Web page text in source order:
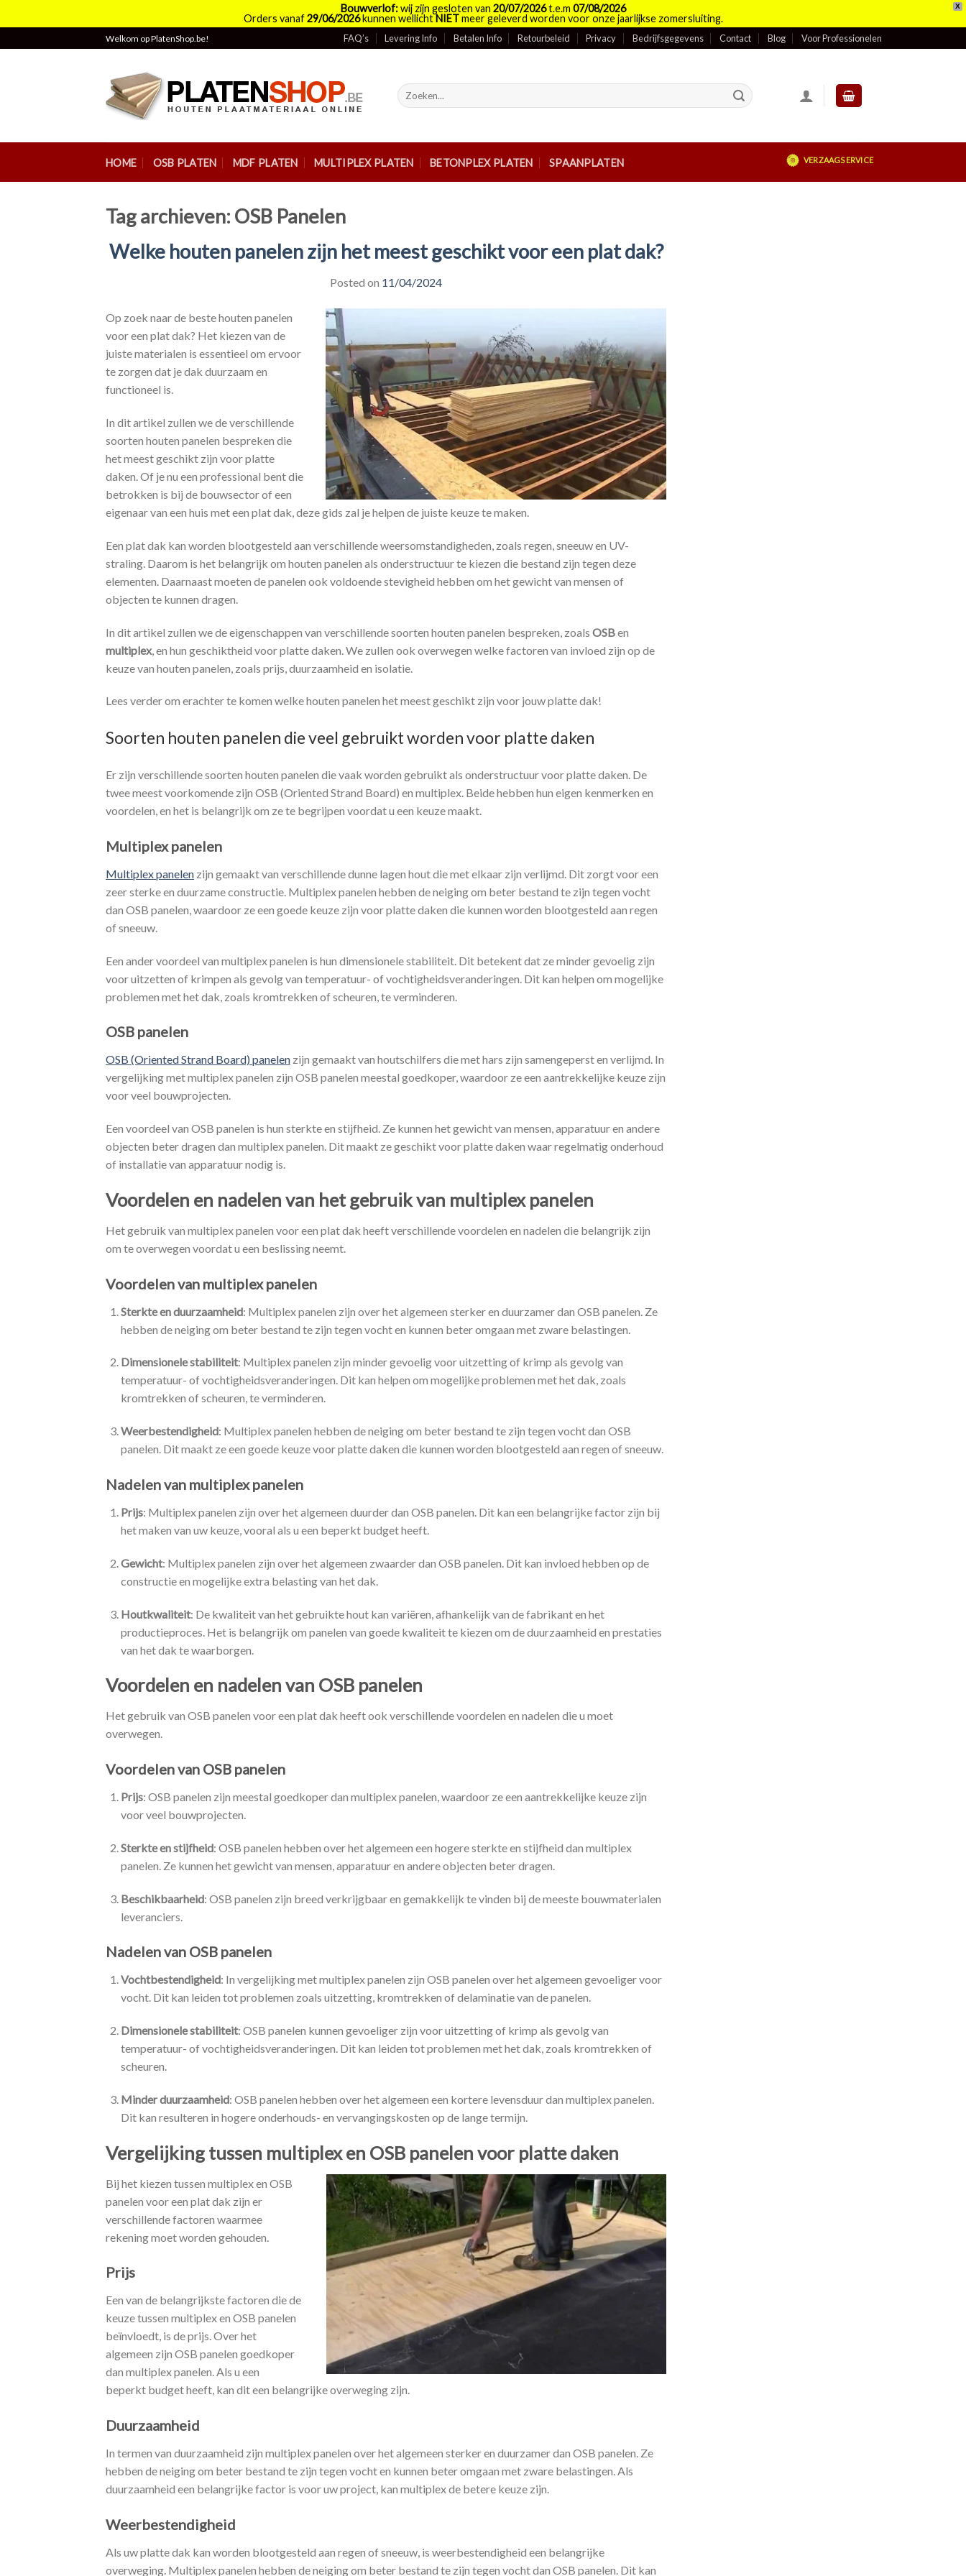
X
Bouwverlof:wij zijn gesloten van 20/07/2026t.e.m 07/08/2026
Orders vanaf29/06/2026kunnen wellichtNIETmeer geleverd worden voor onze jaarlijkse zomersluiting.
to
Welkom op PlatenShop.be! FAQ’s Levering Info Betalen Info Retourbeleid Privacy Bedrijfsgegevens Contact Blog Voor Professionelen
Zoeken
naar:
HOME OSB PLATEN MDF PLATEN MULTIPLEX PLATEN BETONPLEX PLATEN SPAANPLATEN VERZAAGSERVICE
Tag archieven: OSB Panelen
Welke houten panelen zijn het meest geschikt voor een plat dak?
Posted on 11/04/2024
Op zoek naar de beste houten panelen
voor een plat dak? Het kiezen van de
juiste materialen is essentieel om ervoor
te zorgen dat je dak duurzaam en
functioneel is.
In dit artikel zullen we de verschillende
soorten houten panelen bespreken die
het meest geschikt zijn voor platte
daken. Of je nu een professional bent die
betrokken is bij de bouwsector of een
eigenaar van een huis met een plat dak, deze gids zal je helpen de juiste keuze te maken.
Een plat dak kan worden blootgesteld aan verschillende weersomstandigheden, zoals regen, sneeuw en UV-
straling. Daarom is het belangrijk om houten panelen als onderstructuur te kiezen die bestand zijn tegen deze
elementen. Daarnaast moeten de panelen ook voldoende stevigheid hebben om het gewicht van mensen of
objecten te kunnen dragen.
In dit artikel zullen we de eigenschappen van verschillende soorten houten panelen bespreken, zoals OSBen
multiplex, en hun geschiktheid voor platte daken. We zullen ook overwegen welke factoren van invloed zijn op de
keuze van houten panelen, zoals prijs, duurzaamheid en isolatie.
Lees verder om erachter te komen welke houten panelen het meest geschikt zijn voor jouw platte dak!
Soorten houten panelen die veel gebruikt worden voor platte daken
Er zijn verschillende soorten houten panelen die vaak worden gebruikt als onderstructuur voor platte daken. De
twee meest voorkomende zijn OSB (Oriented Strand Board) en multiplex. Beide hebben hun eigen kenmerken en
voordelen, en het is belangrijk om ze te begrijpen voordat u een keuze maakt.
Multiplex panelen
Multiplex panelen zijn gemaakt van verschillende dunne lagen hout die met elkaar zijn verlijmd. Dit zorgt voor een
zeer sterke en duurzame constructie. Multiplex panelen hebben de neiging om beter bestand te zijn tegen vocht
dan OSB panelen, waardoor ze een goede keuze zijn voor platte daken die kunnen worden blootgesteld aan regen
of sneeuw.
Een ander voordeel van multiplex panelen is hun dimensionele stabiliteit. Dit betekent dat ze minder gevoelig zijn
voor uitzetten of krimpen als gevolg van temperatuur- of vochtigheidsveranderingen. Dit kan helpen om mogelijke
problemen met het dak, zoals kromtrekken of scheuren, te verminderen.
OSB panelen
OSB (Oriented Strand Board) panelen zijn gemaakt van houtschilfers die met hars zijn samengeperst en verlijmd. In
vergelijking met multiplex panelen zijn OSB panelen meestal goedkoper, waardoor ze een aantrekkelijke keuze zijn
voor veel bouwprojecten.
Een voordeel van OSB panelen is hun sterkte en stijfheid. Ze kunnen het gewicht van mensen, apparatuur en andere
objecten beter dragen dan multiplex panelen. Dit maakt ze geschikt voor platte daken waar regelmatig onderhoud
of installatie van apparatuur nodig is.
Voordelen en nadelen van het gebruik van multiplex panelen
Het gebruik van multiplex panelen voor een plat dak heeft verschillende voordelen en nadelen die belangrijk zijn
om te overwegen voordat u een beslissing neemt.
Voordelen van multiplex panelen
Sterkte en duurzaamheid: Multiplex panelen zijn over het algemeen sterker en duurzamer dan OSB panelen. Ze
hebben de neiging om beter bestand te zijn tegen vocht en kunnen beter omgaan met zware belastingen.
Dimensionele stabiliteit: Multiplex panelen zijn minder gevoelig voor uitzetting of krimp als gevolg van
temperatuur- of vochtigheidsveranderingen. Dit kan helpen om mogelijke problemen met het dak, zoals
kromtrekken of scheuren, te verminderen.
Weerbestendigheid: Multiplex panelen hebben de neiging om beter bestand te zijn tegen vocht dan OSB
panelen. Dit maakt ze een goede keuze voor platte daken die kunnen worden blootgesteld aan regen of sneeuw.
Nadelen van multiplex panelen
Prijs: Multiplex panelen zijn over het algemeen duurder dan OSB panelen. Dit kan een belangrijke factor zijn bij
het maken van uw keuze, vooral als u een beperkt budget heeft.
Gewicht: Multiplex panelen zijn over het algemeen zwaarder dan OSB panelen. Dit kan invloed hebben op de
constructie en mogelijke extra belasting van het dak.
Houtkwaliteit: De kwaliteit van het gebruikte hout kan variëren, afhankelijk van de fabrikant en het
productieproces. Het is belangrijk om panelen van goede kwaliteit te kiezen om de duurzaamheid en prestaties
van het dak te waarborgen.
Voordelen en nadelen van OSB panelen
Het gebruik van OSB panelen voor een plat dak heeft ook verschillende voordelen en nadelen die u moet
overwegen.
Voordelen van OSB panelen
Prijs: OSB panelen zijn meestal goedkoper dan multiplex panelen, waardoor ze een aantrekkelijke keuze zijn
voor veel bouwprojecten.
Sterkte en stijfheid: OSB panelen hebben over het algemeen een hogere sterkte en stijfheid dan multiplex
panelen. Ze kunnen het gewicht van mensen, apparatuur en andere objecten beter dragen.
Beschikbaarheid: OSB panelen zijn breed verkrijgbaar en gemakkelijk te vinden bij de meeste bouwmaterialen
leveranciers.
Nadelen van OSB panelen
Vochtbestendigheid: In vergelijking met multiplex panelen zijn OSB panelen over het algemeen gevoeliger voor
vocht. Dit kan leiden tot problemen zoals uitzetting, kromtrekken of delaminatie van de panelen.
Dimensionele stabiliteit: OSB panelen kunnen gevoeliger zijn voor uitzetting of krimp als gevolg van
temperatuur- of vochtigheidsveranderingen. Dit kan leiden tot problemen met het dak, zoals kromtrekken of
scheuren.
Minder duurzaamheid: OSB panelen hebben over het algemeen een kortere levensduur dan multiplex panelen.
Dit kan resulteren in hogere onderhouds- en vervangingskosten op de lange termijn.
Vergelijking tussen multiplex en OSB panelen voor platte daken
Bij het kiezen tussen multiplex en OSB
panelen voor een plat dak zijn er
verschillende factoren waarmee
rekening moet worden gehouden.
Prijs
Een van de belangrijkste factoren die de
keuze tussen multiplex en OSB panelen
beïnvloedt, is de prijs. Over het
algemeen zijn OSB panelen goedkoper
dan multiplex panelen. Als u een
beperkt budget heeft, kan dit een belangrijke overweging zijn.
Duurzaamheid
In termen van duurzaamheid zijn multiplex panelen over het algemeen sterker en duurzamer dan OSB panelen. Ze
hebben de neiging om beter bestand te zijn tegen vocht en kunnen beter omgaan met zware belastingen. Als
duurzaamheid een belangrijke factor is voor uw project, kan multiplex de betere keuze zijn.
Weerbestendigheid
Als uw platte dak kan worden blootgesteld aan regen of sneeuw, is weerbestendigheid een belangrijke
overweging. Multiplex panelen hebben de neiging om beter bestand te zijn tegen vocht dan OSB panelen. Dit kan